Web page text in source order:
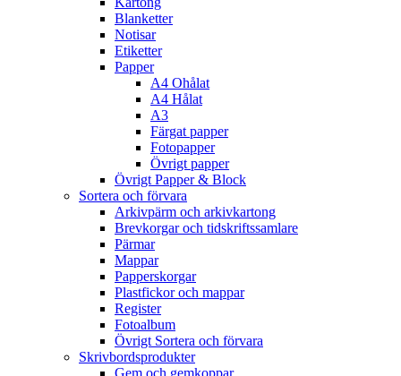
Blanketter
Notisar
Etiketter
Papper
A4 Ohålat
A4 Hålat
A3
Färgat papper
Fotopapper
Övrigt papper
Övrigt Papper & Block
Sortera och förvara
Arkivpärm och arkivkartong
Brevkorgar och tidskriftssamlare
Pärmar
Mappar
Papperskorgar
Plastfickor och mappar
Register
Fotoalbum
Övrigt Sortera och förvara
Skrivbordsprodukter
Gem och gemkoppar